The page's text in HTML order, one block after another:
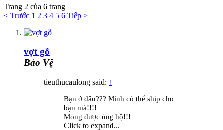
Trang 2 của 6 trang
< Trước 1 2 3 4 5 6 Tiếp >
vợt gỗ
Bảo Vệ
tieuthucaulong said: ↑
Bạn ở đâu??? Mình có thể ship cho
bạn mà!!!!
Mong được ủng hộ!!!
Click to expand...